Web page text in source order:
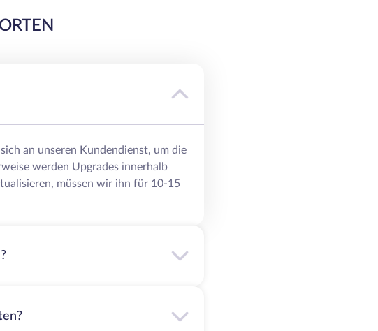
an unseren Kundendienst, um die
werden Upgrades innerhalb
müssen wir ihn für 10-15